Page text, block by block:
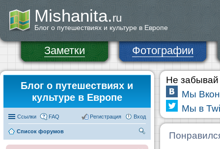
Mishanita.ru
Блог о путешествиях и культуре в Европе
Заметки Фотографии
Блог о путешествиях и
культуре в Европе
Ссылки FAQ Вход
Регистрация
Список форумов
Не забывай
Мы
Мы в